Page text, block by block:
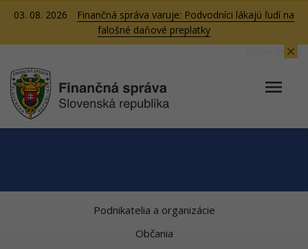
03. 08. 2026
Finančná správa varuje: Podvodníci lákajú ľudí na
falošné daňové preplatky
Server BB04
Podnikatelia a organizácie
Občania